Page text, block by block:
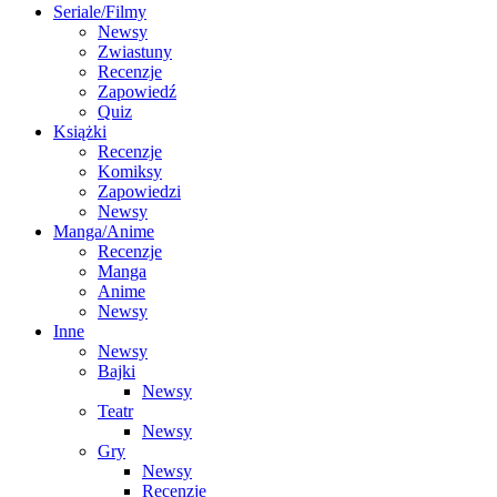
Seriale/Filmy
Newsy
Zwiastuny
Recenzje
Zapowiedź
Quiz
Książki
Recenzje
Komiksy
Zapowiedzi
Newsy
Manga/Anime
Recenzje
Manga
Anime
Newsy
Inne
Newsy
Bajki
Newsy
Teatr
Newsy
Gry
Newsy
Recenzje